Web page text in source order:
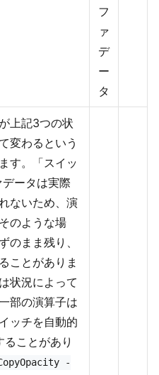
フ
ァ
デ
ー
タ
上記3つの状
変わるという
す。「スイッ
ータは実際
ないため、演
のような場
のまま残り、
ことがありま
状況によって
部の演算子は
ッチを自動的
ことがあり
-